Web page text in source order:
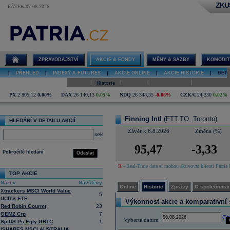
PÁTEK 07.08.2026
Finning Intl
ZPRAVODAJSTVÍ AKCIE & FONDY MĚNY & SAZBY
PŘEHLED INDEXY A FUTURES AKCIE ONLINE AKCIE HISTORIE
Historie
PX 2 805,12 0,00% DAX 26 140,13 0,05% NDQ 26 348,35 -0,06% CZK/€ 24,230 0,02%
HLEDÁNÍ V DETAILU AKCIÍ
select
Odeslat
Pokročilé hledání
TOP AKCIE
Název
Návštěvy
Xtrackers MSCI World Value
UCITS ETF
5
Red Robin Gourmt
23
GEMZ Crp
7
Sp US Ps Eqty GBTC
1
Finning Intl (FTT.TO, Toronto)
Závěr k 6.8.2026 Změna (%)
95,47 -3,33
R - Real-Time data si mohou aktivovat klienti
Online Historie Zprávy O společnosti
Výkonnost akcie a komparativní
Vyberte datum